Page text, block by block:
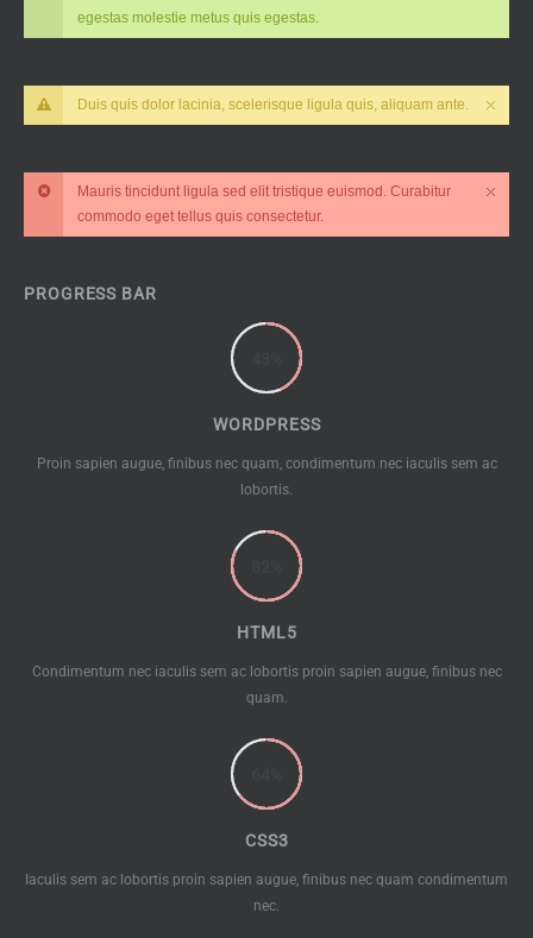
egestas molestie metus quis egestas.
Duis quis dolor lacinia, scelerisque ligula quis, aliquam ante.
Mauris tincidunt ligula sed elit tristique euismod. Curabitur
commodo eget tellus quis consectetur.
PROGRESS BAR
WORDPRESS
Proin sapien augue, finibus nec quam, condimentum nec iaculis sem ac
lobortis.
HTML5
Condimentum nec iaculis sem ac lobortis proin sapien augue, finibus nec
quam.
CSS3
Iaculis sem ac lobortis proin sapien augue, finibus nec quam condimentum
nec.